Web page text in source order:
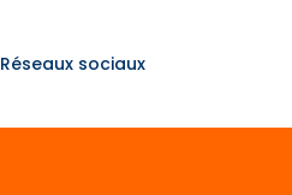
Réseaux sociaux